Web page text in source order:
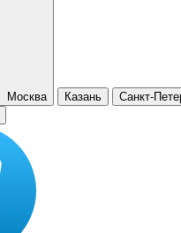
Москва Казань Санкт-